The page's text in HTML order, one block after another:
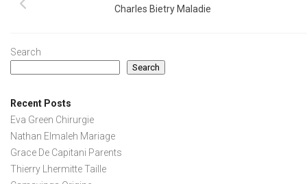
Charles Bietry Maladie
Search
Search
Recent Posts
Eva Green Chirurgie
Nathan Elmaleh Mariage
Grace De Capitani Parents
Thierry Lhermitte Taille